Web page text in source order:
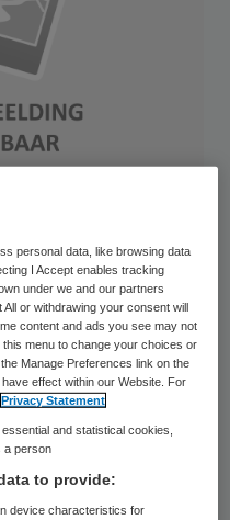
Rentray heeft
in 2011
157.013 euro
vorig jaar in
valt op te maken
Rentray.
de raad van
Candel,
personal data, like browsing data
I Accept enables tracking
under we and our partners
or withdrawing your consent will
content and ads you see may not
menu to change your choices or
Manage Preferences link on the
effect within our Website. For
Privacy Statement
and statistical cookies,
a person
to provide:
device characteristics for